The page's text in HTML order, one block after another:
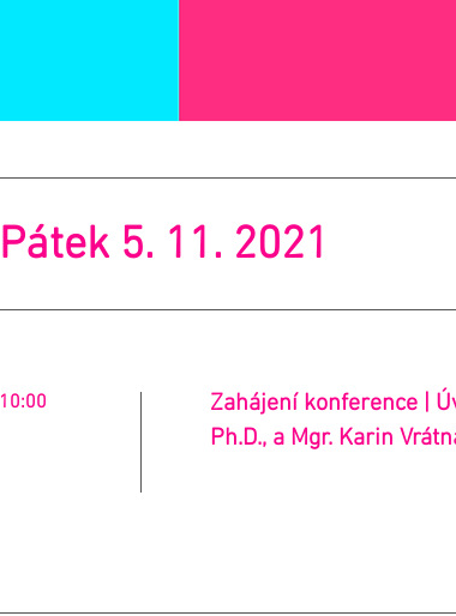
Pátek 5. 11. 2021
10:00
Zahájení konference |
Ph.D., a Mgr. Karin